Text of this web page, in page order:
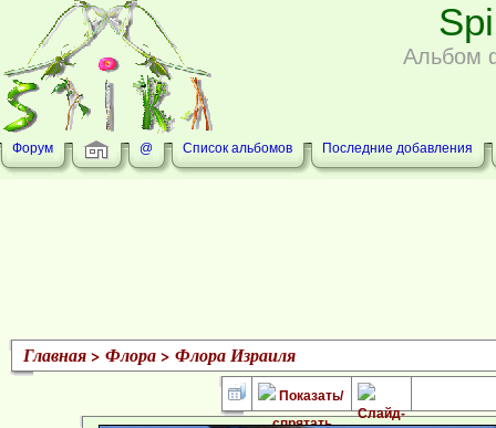
Альбом
Форум @ Список альбомов Последние добавления
Главная> Флора> Флора Израиля